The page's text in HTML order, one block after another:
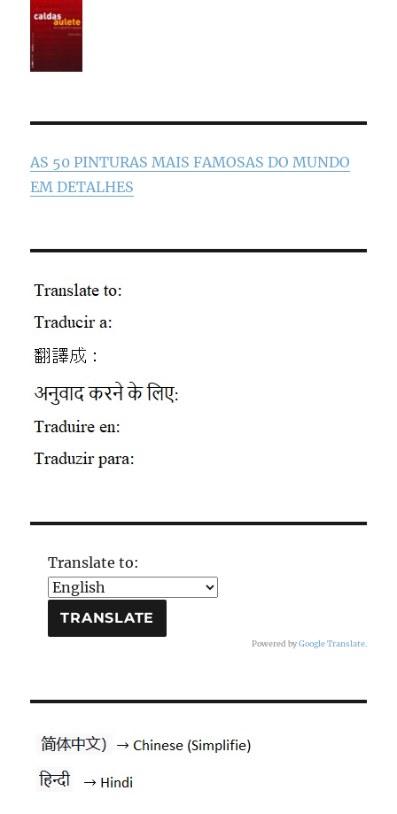
AS 50 PINTURAS MAIS FAMOSAS DO MUNDO
EM DETALHES
Translate to:
Powered byGoogle Translate.